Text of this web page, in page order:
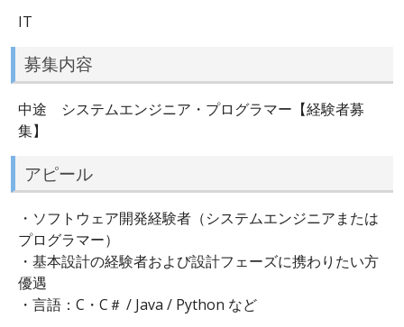
IT
募集内容
中途 システムエンジニア・プログラマー【経験者募
集】
アピール
・ソフトウェア開発経験者（システムエンジニアまたは
プログラマー）
・基本設計の経験者および設計フェーズに携わりたい方
優遇
・言語：C・C＃ / Java / Python など